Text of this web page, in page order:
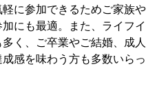
に参加できるためご家族や
にも最適。また、ライフイ
く、ご卒業やご結婚、成人
感を味わう方も多数いらっ